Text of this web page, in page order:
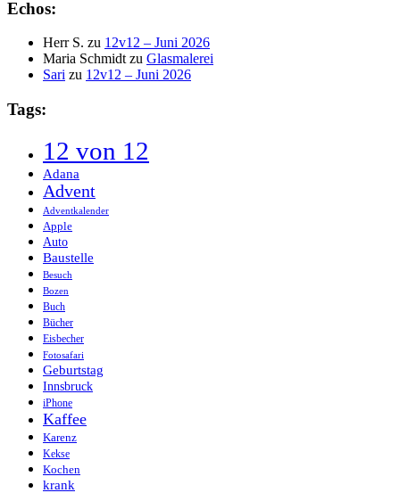
Echos:
Herr S. zu 12v12 – Juni 2026
Maria Schmidt zu Glasmalerei
Sari zu 12v12 – Juni 2026
Tags:
12 von 12
Adana
Advent
Adventkalender
Apple
Auto
Baustelle
Besuch
Bozen
Buch
Bücher
Eisbecher
Fotosafari
Geburtstag
Innsbruck
iPhone
Kaffee
Karenz
Kekse
Kochen
krank